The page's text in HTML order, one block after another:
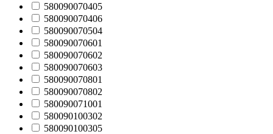
580090070405
580090070406
580090070504
580090070601
580090070602
580090070603
580090070801
580090070802
580090071001
580090100302
580090100305